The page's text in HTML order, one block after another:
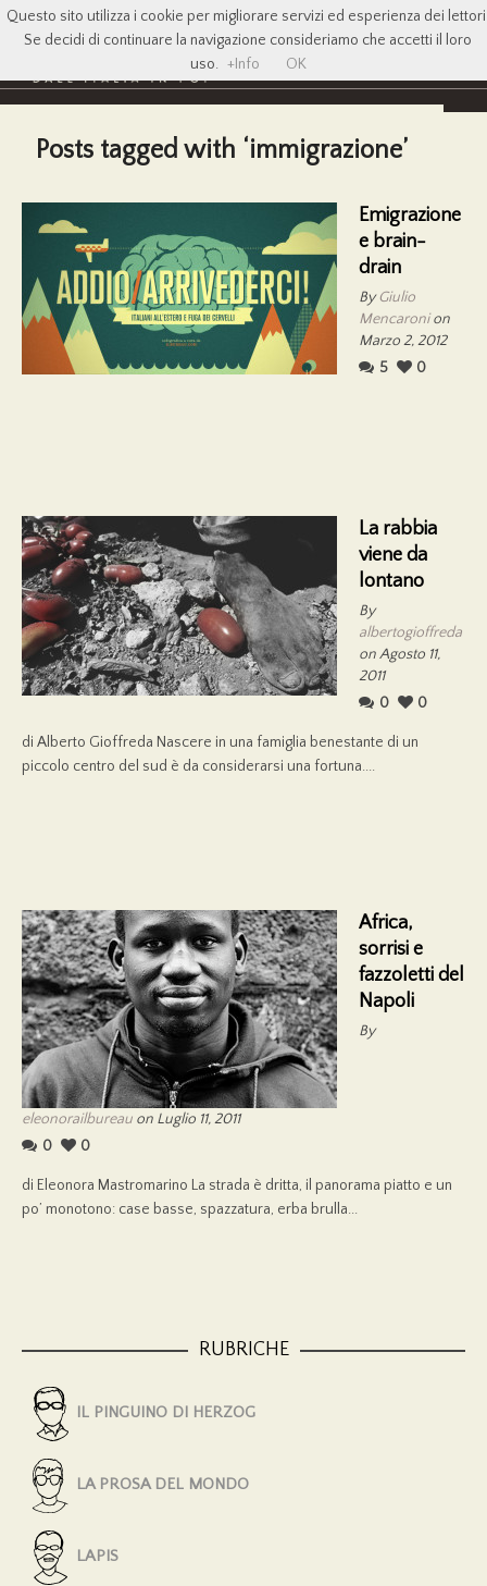
Posts tagged with ‘immigrazione’
Emigrazione
e brain-
drain
ByGiulio
Mencaronion
Marzo 2, 2012
5
0
La rabbia
viene da
lontano
By
albertogioffreda
on Agosto 11,
2011
0
0
di Alberto Gioffreda Nascere in una famiglia benestante di un
piccolo centro del sud è da considerarsi una fortuna....
Africa,
sorrisi e
fazzoletti del
Napoli
By
eleonorailbureau on Luglio 11, 2011
0
0
di Eleonora Mastromarino La strada è dritta, il panorama piatto e un
po’ monotono: case basse, spazzatura, erba brulla...
RUBRICHE
IL PINGUINO DI HERZOG
LA PROSA DEL MONDO
LAPIS
Questo sito utilizza i cookie per migliorare servizi ed esperienza dei
Se decidi di continuare la navigazione consideriamo che accetti il loro
uso. +Info OK